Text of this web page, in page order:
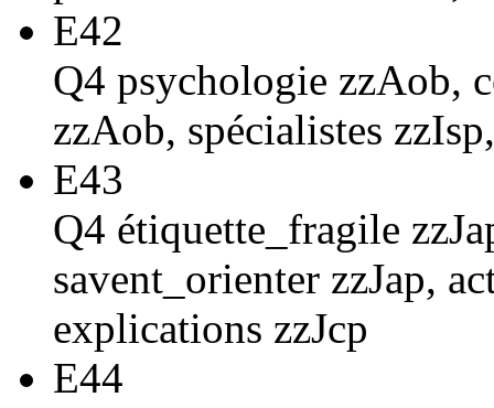
E42
Q4 psychologie zzAob,
zzAob, spécialistes
E43
Q4 étiquette_fragile
savent_orienter zzJap,
explications zzJcp
E44